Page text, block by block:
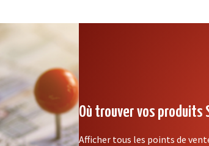
Où trouver vos produits
Afficher tous les points de